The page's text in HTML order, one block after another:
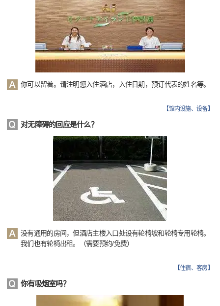
你可以留着。请注明您入住酒店，入住日期，预订代表的姓名等。
【馆内设施、设备】
对无障碍的回应是什么？
没有通用的房间，但酒店主楼入口处设有轮椅坡和轮椅专用轮椅。
我们也有轮椅出租。（需要预约/免费）
【住宿、客房】
你有吸烟室吗？